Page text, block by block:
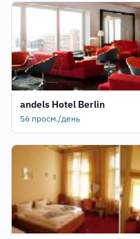
andels Hotel Berlin
56 просм./день